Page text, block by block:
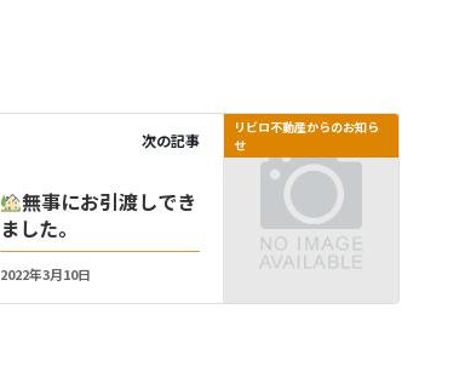
リビロ不動産からのお知ら
せ
次の記事
無事にお引渡しでき
ました。
2022年3月10日